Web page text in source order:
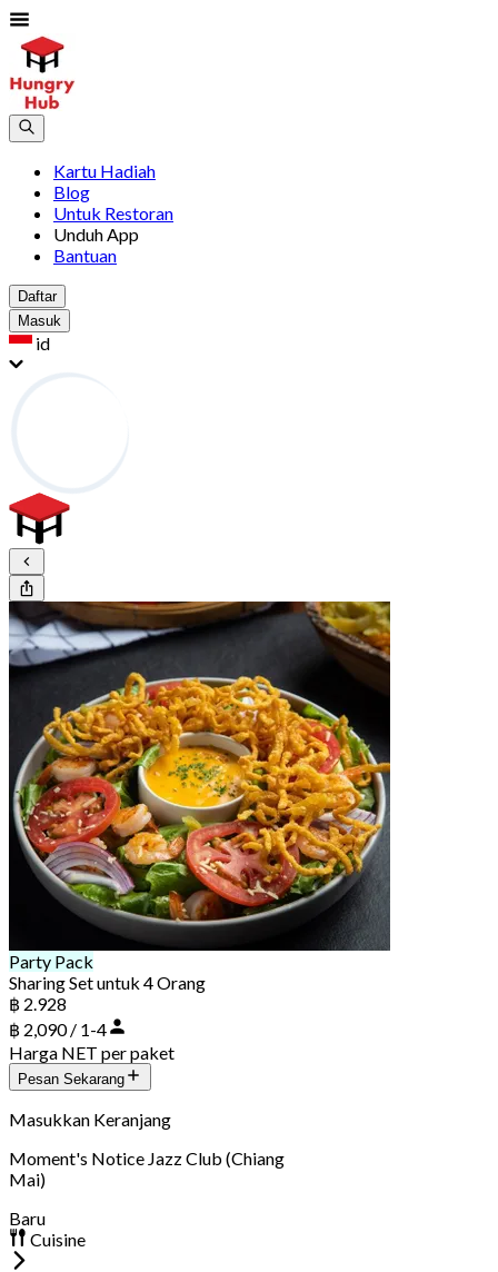
Kartu Hadiah
Blog
Untuk Restoran
Unduh App
Bantuan
Daftar
Masuk
id
Party Pack
Sharing Set untuk 4 Orang
฿ 2.928
฿ 2,090 / 1-4
Harga NET per paket
Pesan Sekarang
Masukkan Keranjang
Moment's Notice Jazz Club (Chiang
Mai)
Baru
Cuisine